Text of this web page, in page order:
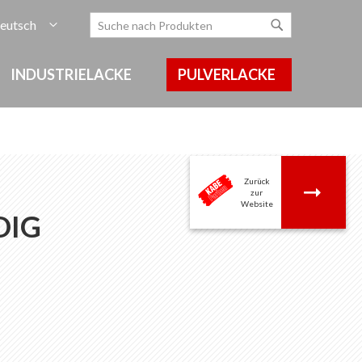
Search
Zurück
zur
Website
INDUSTRIELACKE PULVERLACKE